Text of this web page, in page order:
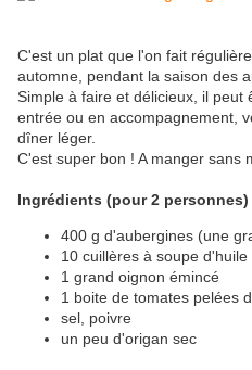
C'est un plat que l'on fait
automne, pendant la saison des
Simple à faire et délicieux, il peut
entrée ou en accompagnement,
dîner léger.
C'est super bon ! A manger sans
Ingrédients (pour 2 personnes)
400 g d'aubergines (une
10 cuillères à soupe d'huile
1 grand oignon émincé
1 boite de tomates pelées
sel, poivre
un peu d'origan sec